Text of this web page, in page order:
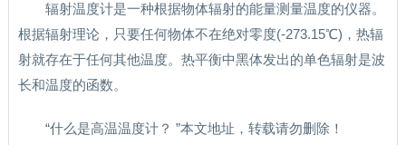
辐射温度计是一种根据物体辐射的能量测量温度的仪器。
根据辐射理论，只要任何物体不在绝对零度(-273.15℃)，热辐
射就存在于任何其他温度。热平衡中黑体发出的单色辐射是波
长和温度的函数。
“什么是高温温度计？ ”本文地址，转载请勿删除！